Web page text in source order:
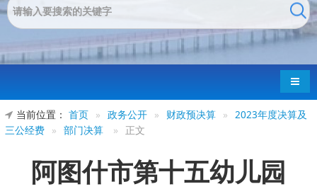
导航
当前位置： 首页 » 政务公开 » 财政预决算 »
2023年度决算及
三公经费 » 部门决算 » 正文
阿图什市第十五幼儿园